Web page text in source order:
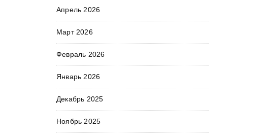
Апрель 2026
Март 2026
Февраль 2026
Январь 2026
Декабрь 2025
Ноябрь 2025